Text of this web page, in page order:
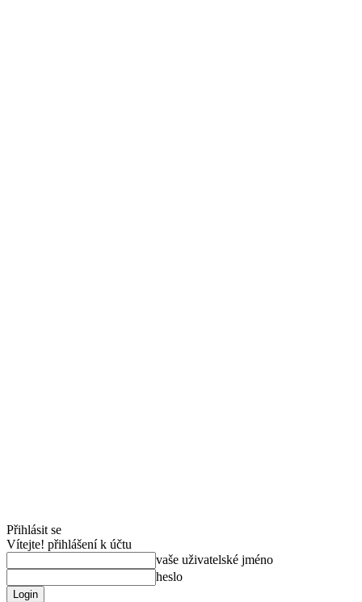
Přihlásit se
Vítejte! přihlášení k účtu
vaše uživatelské jméno
heslo